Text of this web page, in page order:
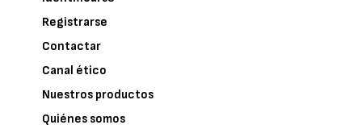
Registrarse
Contactar
Canal ético
Nuestros productos
Quiénes somos